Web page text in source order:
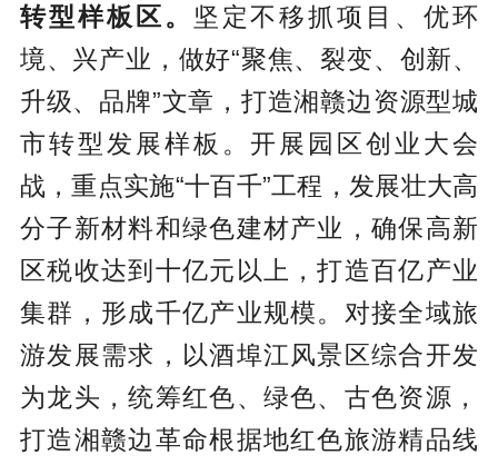
转型样板区。 坚定不移抓项目、优环
境、兴产业，做好“聚焦、裂变、创新、
升级、品牌”文章，打造湘赣边资源型城
市转型发展样板。开展园区创业大会
战，重点实施“十百千”工程，发展壮大高
分子新材料和绿色建材产业，确保高新
区税收达到十亿元以上，打造百亿产业
集群，形成千亿产业规模。对接全域旅
游发展需求，以酒埠江风景区综合开发
为龙头，统筹红色、绿色、古色资源，
打造湘赣边革命根据地红色旅游精品线